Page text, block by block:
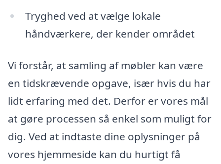
Tryghed ved at vælge lokale
håndværkere, der kender området
Vi forstår, at samling af møbler kan være
en tidskrævende opgave, især hvis du har
lidt erfaring med det. Derfor er vores mål
at gøre processen så enkel som muligt for
dig. Ved at indtaste dine oplysninger på
vores hjemmeside kan du hurtigt få